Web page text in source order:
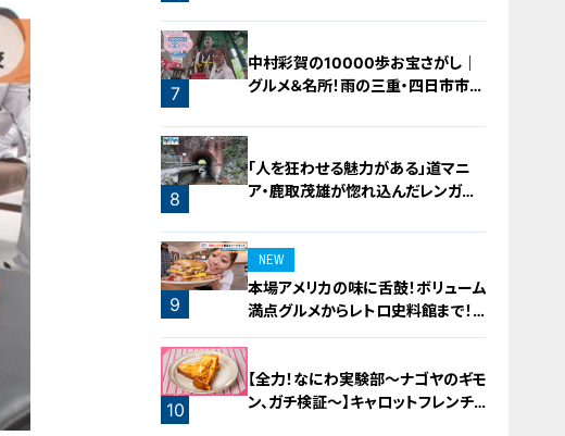
7
中村彩賀の10000歩お宝さがし｜
グルメ＆名所！雨の三重・四日市市で
8
「人を狂わせる魅力がある」道マニ
ア・鹿取茂雄が惚れ込んだレンガの
9
NEW
本場アメリカの味に舌鼓！ボリューム
満点グルメからレトロ史料館まで！
愛知・東海市の感動スポット3選
10
【全力！なにわ実験部～ナゴヤのギモ
ン、ガチ検証～】キャロットフレンチ